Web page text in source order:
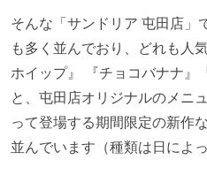
そんな「サンドリア 屯田店」
も多く並んでおり、どれも人
ホイップ』 『チョコバナナ
と、屯田店オリジナルのメニ
って登場する期間限定の新作
並んでいます（種類は日によ